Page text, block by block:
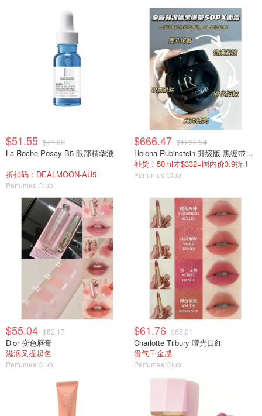
$51.55 $71.02
La Roche Posay B5 眼部精华液
折扣码：DEALMOON-AU5
Perfumes Club
$666.47 $1232.54
Helena Rubinstein 升级版 黑绷带面霜 100ml
补货！50ml才$332=国内价3.9折！
Perfumes Club
$55.04 $82.17
Dior 变色唇膏
滋润又提起色
Perfumes Club
$61.76 $65.01
Charlotte Tilbury 哑光口红
贵气千金感
Perfumes Club